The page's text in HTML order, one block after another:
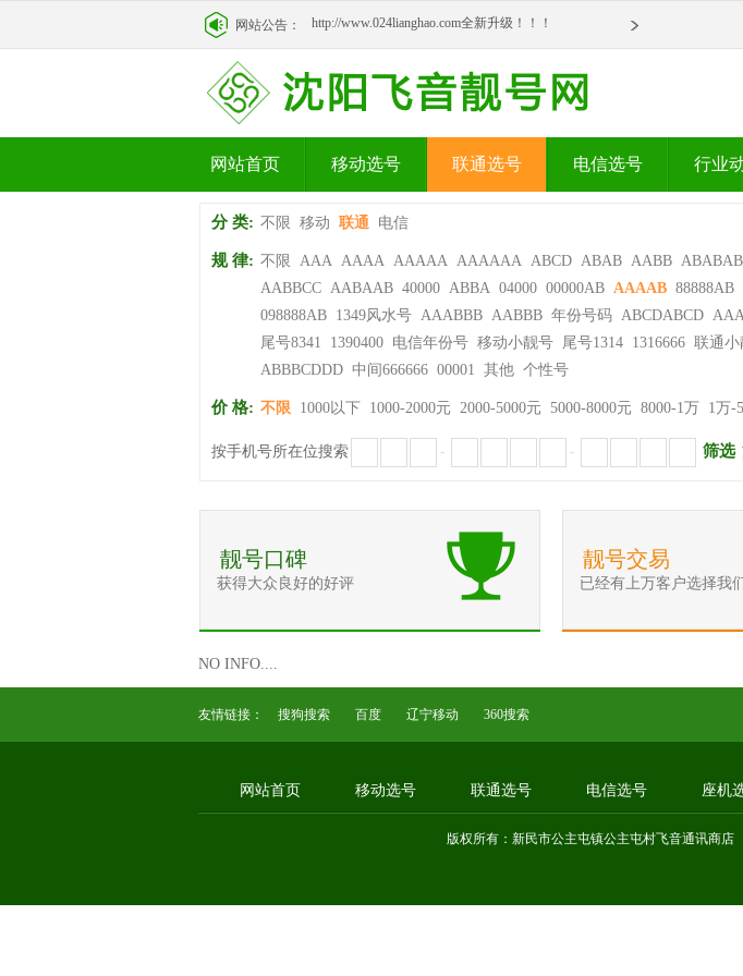
网站公告：
网站首页 移动选号 联通选号 电信选号 行业
分 类: 不限 移动 联通 电信
规 律: 不限 AAA AAAA AAAAA AAAAAA ABCD ABAB AABB ABABAB
AABBCC AABAAB 40000 ABBA 04000 00000AB AAAAB 88888AB
098888AB 1349风水号 AAABBB AABBB 年份号码 ABCDABCD
尾号8341
1390400 电信年份号 移动小靓号 尾号1314 1316666 联通小
ABBBCDDD 中间666666 00001 其他 个性号
价 格: 不限 1000以下 1000-2000元 2000-5000元 5000-8000元 8000-1万 1万-
按手机号所在位搜索 - - 筛选
靓号口碑
获得大众良好的好评
靓号交易
已经有上万客户选择我
NO INFO....
友情链接： 搜狗搜索 百度 辽宁移动 360搜索
网站首页 移动选号 联通选号 电信选号 座机
版权所有：新民市公主屯镇公主屯村飞音通讯商